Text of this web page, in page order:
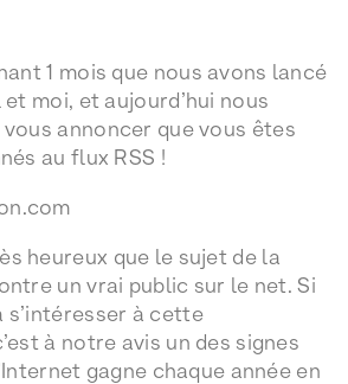
1 mois que nous avons lancé
moi, et aujourd’hui nous
annoncer que vous êtes
au flux RSS !
heureux que le sujet de la
un vrai public sur le net. Si
s’intéresser à cette
à notre avis un des signes
gagne chaque année en